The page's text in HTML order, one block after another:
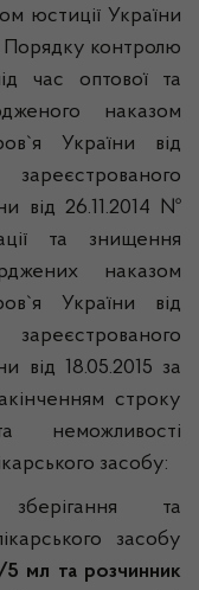
юстиції України
Порядку контролю
час оптової та
наказом
України від
від 26.11.2014 №
та знищення
наказом
України від
від 18.05.2015 за
строку
неможливості
засобу:
та
засобу
мл та розчинник